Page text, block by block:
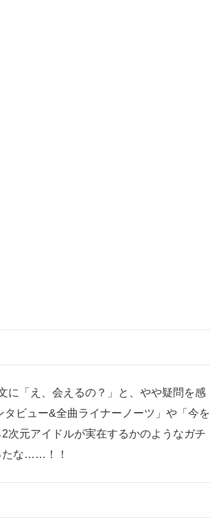
「え、会えるの？」と、やや疑問を感
ビュー&全曲ライナーノーツ」や「今を
次元アイドルが実在するかのようなガチ
たな……！！